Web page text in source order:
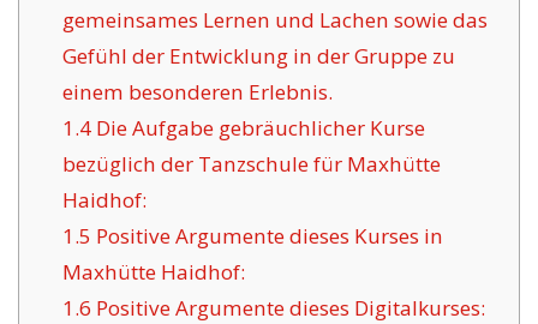
gemeinsames Lernen und Lachen sowie das
Gefühl der Entwicklung in der Gruppe zu
einem besonderen Erlebnis.
1.4Die Aufgabe gebräuchlicher Kurse
bezüglich der Tanzschule für Maxhütte
Haidhof:
1.5 Positive Argumente dieses Kurses in
Maxhütte Haidhof:
1.6 Positive Argumente dieses Digitalkurses: